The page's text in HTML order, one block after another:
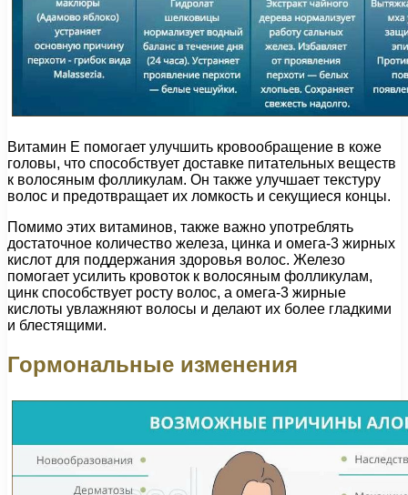
Витамин Е помогает улучшить кровообращение в коже
головы, что способствует доставке питательных веществ
к волосяным фолликулам. Он также улучшает текстуру
волос и предотвращает их ломкость и секущиеся концы.
Помимо этих витаминов, также важно употреблять
достаточное количество железа, цинка и омега-3 жирных
кислот для поддержания здоровья волос. Железо
помогает усилить кровоток к волосяным фолликулам,
цинк способствует росту волос, а омега-3 жирные
кислоты увлажняют волосы и делают их более гладкими
и блестящими.
Гормональные изменения